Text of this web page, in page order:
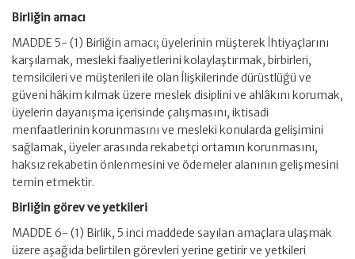
Birliğin amacı
MADDE 5- (1) Birliğin amacı; üyelerinin müşterek İhtiyaçlarını
karşılamak, mesleki faaliyetlerini kolaylaştırmak, birbirleri,
temsilcileri ve müşterileri ile olan İlişkilerinde dürüstlüğü ve
güveni hâkim kılmak üzere meslek disiplini ve ahlâkını korumak,
üyelerin dayanışma içerisinde çalışmasını, iktisadi
menfaatlerinin korunmasını ve mesleki konularda gelişimini
sağlamak, üyeler arasında rekabetçi ortamın korunmasını,
haksız rekabetin önlenmesini ve ödemeler alanının gelişmesini
temin etmektir.
Birliğin görev ve yetkileri
MADDE 6- (1) Birlik, 5 inci maddede sayılan amaçlara ulaşmak
üzere aşağıda belirtilen görevleri yerine getirir ve yetkileri